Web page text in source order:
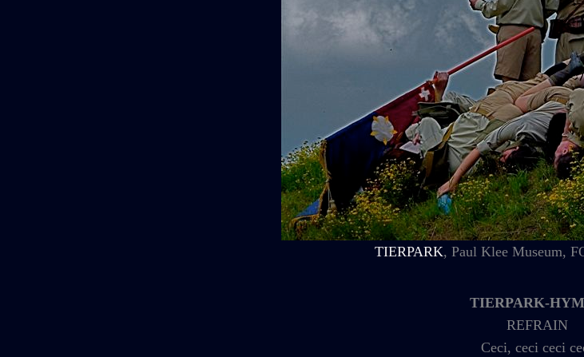
TIERPARK, Paul Klee Museum,
TIERPARK-
REFRAIN
Ceci, ceci ceci